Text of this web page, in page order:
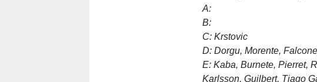
A:
B:
C:Krstovic
D: Dorgu, Morente,
E: Kaba, Burnete, Pierret,
Karlsson, Guilbert, Tiago